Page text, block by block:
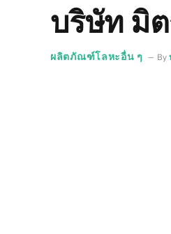
บริษัท มิ
ผลิตภัณฑ์โลหะอื่น ๆ By